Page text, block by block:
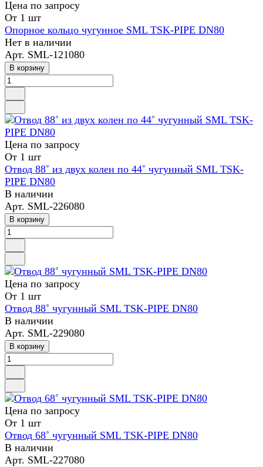
Цена по запросу
От 1 шт
Опорное кольцо чугунное SML TSK-PIPE DN80
Нет в наличии
Арт. SML-121080
В корзину
Цена по запросу
От 1 шт
Отвод 88˚ из двух колен по 44˚ чугунный SML TSK-
PIPE DN80
В наличии
Арт. SML-226080
В корзину
Цена по запросу
От 1 шт
Отвод 88˚ чугунный SML TSK-PIPE DN80
В наличии
Арт. SML-229080
В корзину
Цена по запросу
От 1 шт
Отвод 68˚ чугунный SML TSK-PIPE DN80
В наличии
Арт. SML-227080